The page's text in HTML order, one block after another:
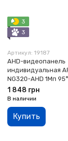
3
3
Артикул: 19187
AHD-видеопанель
индивидуальная
NG320-AHD 1Мп 95°
1 848 грн
В наличии
Купить